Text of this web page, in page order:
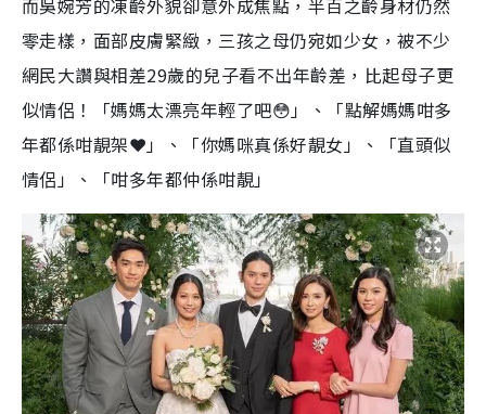
而吳婉芳的凍齡外貌卻意外成焦點，半百之齡身材仍然
零走樣，面部皮膚緊緻，三孩之母仍宛如少女，被不少
網民大讚與相差29歲的兒子看不出年齡差，比起母子更
似情侶！「媽媽太漂亮年輕了吧😳」、「點解媽媽咁多
年都係咁靚架❤️」、「你媽咪真係好靚女」、「直頭似
情侶」、「咁多年都仲係咁靚」